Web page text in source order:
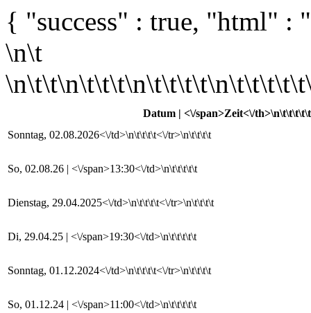
{ "success" : true, "html" : "
\n\t
Datum | <\/span>Zeit<\/th>\n\t\t\t\t\t
Sonntag, 02.08.2026<\/td>\n\t\t\t\t<\/tr>\n\t\t\t\t
So, 02.08.26 | <\/span>13:30<\/td>\n\t\t\t\t\t
Dienstag, 29.04.2025<\/td>\n\t\t\t\t<\/tr>\n\t\t\t\t
Di, 29.04.25 | <\/span>19:30<\/td>\n\t\t\t\t\t
Sonntag, 01.12.2024<\/td>\n\t\t\t\t<\/tr>\n\t\t\t\t
So, 01.12.24 | <\/span>11:00<\/td>\n\t\t\t\t\t